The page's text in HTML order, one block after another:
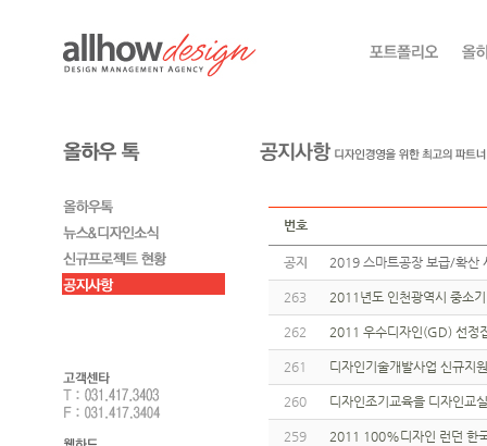
번호
공지 2019 스마트공장 보급/확
263 2011년도 인천광역시 중소
262 2011 우수디자인(GD) 선정
261 디자인기술개발사업 신규지
260 디자인조기교육을 디자인교
259 2011 100%디자인 런던 한